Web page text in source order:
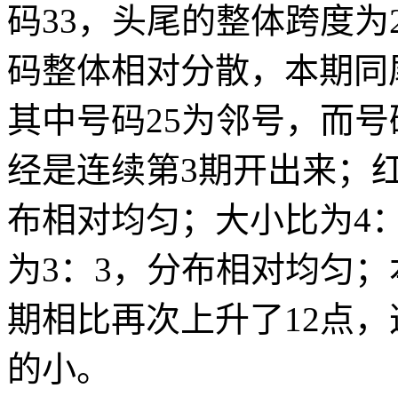
码33，头尾的整体跨度
码整体相对分散，本期
其中号码25为邻号，而
经是连续第3期开出来；
布相对均匀；大小比为4
为3：3，分布相对均匀
期相比再次上升了12点
的小。